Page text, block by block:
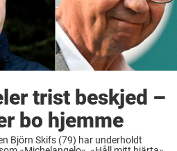
trist beskjed –
bo hjemme
Björn Skifs (79) har underholdt